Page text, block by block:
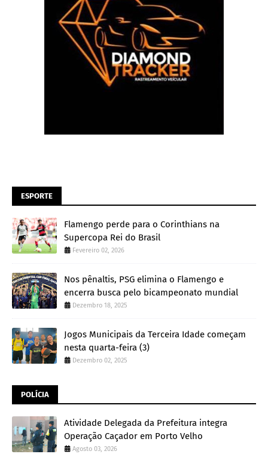
ESPORTE
Flamengo perde para o Corinthians na
Supercopa Rei do Brasil
Fevereiro 02, 2026
Nos pênaltis, PSG elimina o Flamengo e
encerra busca pelo bicampeonato mundial
Dezembro 18, 2025
Jogos Municipais da Terceira Idade começam
nesta quarta-feira (3)
Dezembro 02, 2025
POLÍCIA
Atividade Delegada da Prefeitura integra
Operação Caçador em Porto Velho
Agosto 03, 2026